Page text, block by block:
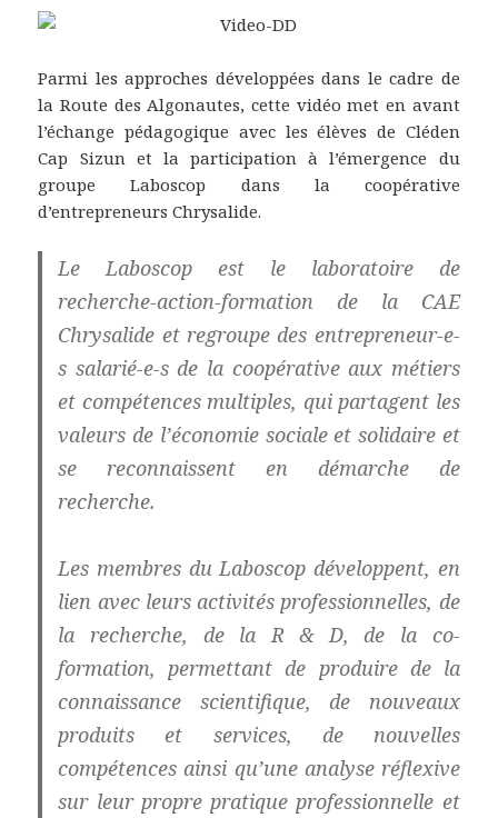
Parmi les approches développées dans le cadre de
la Route des Algonautes, cette vidéo met en avant
l’échange pédagogique avec les élèves de Cléden
Cap Sizun et la participation à l’émergence du
groupe Laboscop dans la coopérative
d’entrepreneurs Chrysalide.
Le Laboscop est le laboratoire de
recherche-action-formation de la CAE
Chrysalide et regroupe des entrepreneur-e-
s salarié-e-s de la coopérative aux métiers
et compétences multiples, qui partagent les
valeurs de l’économie sociale et solidaire et
se reconnaissent en démarche de
recherche.
Les membres du Laboscop développent, en
lien avec leurs activités professionnelles, de
la recherche, de la R & D, de la co-
formation, permettant de produire de la
connaissance scientifique, de nouveaux
produits et services, de nouvelles
compétences ainsi qu’une analyse réflexive
sur leur propre pratique professionnelle et